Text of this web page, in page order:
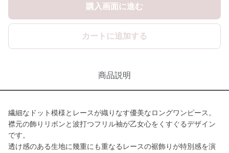
購入画面に進む
カートに追加する
商品説明
繊細なドット模様とレースが織りなす優美なロングワンピース。
襟元の飾りリボンと波打つフリル袖が乙女心をくすぐるデザイン
です。
透け感のある生地に幾重にも重なるレースの裾飾りが特別感を演